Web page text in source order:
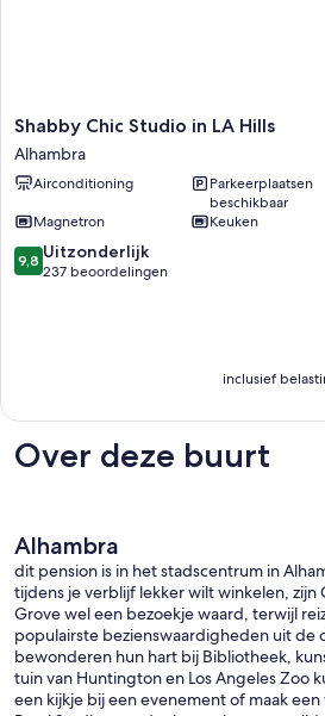
Shabby
Chic
Studio
in
Hills
Alhambra
Shabby Chic Studio in LA Hills
Alhambra
Airconditioning
Parkeerplaatsen
beschikbaar
Magnetron
Keuken
9.8
van
9,8 Uitzonderlijk
237 beoordelingen
inclusief
Over deze buurt
Alhambra
dit pension is in het stadscentrum in
tijdens je verblijf lekker wilt winkelen, zijn
Grove wel een bezoekje waard, terwijl
populairste bezienswaardigheden uit de
bewonderen hun hart bij Bibliotheek,
tuin van Huntington en Los Angeles Zoo
een kijkje bij een evenement of maak